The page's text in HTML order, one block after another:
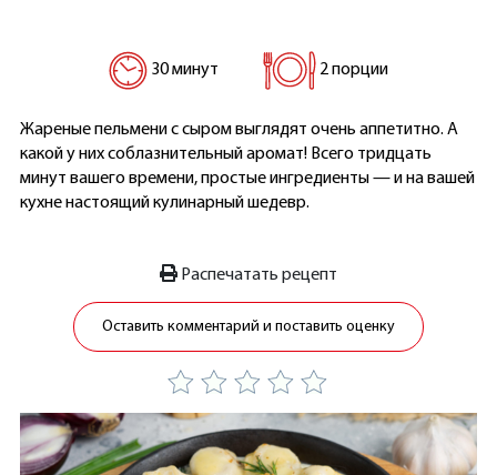
30 минут 2 порции
Жареные пельмени с сыром выглядят очень аппетитно. А
какой у них соблазнительный аромат! Всего тридцать
минут вашего времени, простые ингредиенты — и на вашей
кухне настоящий кулинарный шедевр.
Распечатать рецепт
Оставить комментарий и поставить оценку